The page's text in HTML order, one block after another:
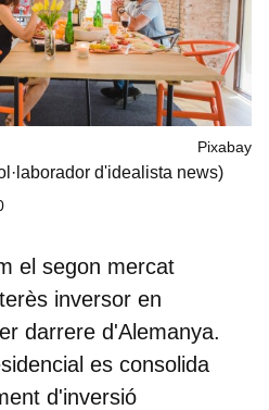
Pixabay
d'idealista news)
el segon mercat
inversor en
darrere d'Alemanya.
es consolida
d'inversió